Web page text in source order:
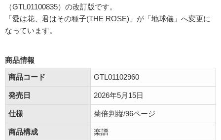
（GTL01100835）の改訂版です。
「愛は花、君はその種子(THE ROSE)」が「地球儀」へ変更に
なっています。
商品情報
商品コード
GTL01102960
発売日 2026年5月15日
仕様 菊倍判縦/96ページ
商品構成 楽譜